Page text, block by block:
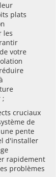
plats
les
votre
;
cruciaux
de
pente
d'installer
rapidement
problèmes